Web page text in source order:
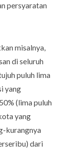
persyaratan
misalnya,
di seluruh
puluh lima
yang
(lima puluh
yang
kurangnya
dari